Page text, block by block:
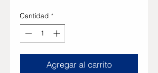
Cantidad *
Agregar al carrito